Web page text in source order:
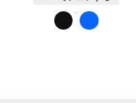
ンターについて